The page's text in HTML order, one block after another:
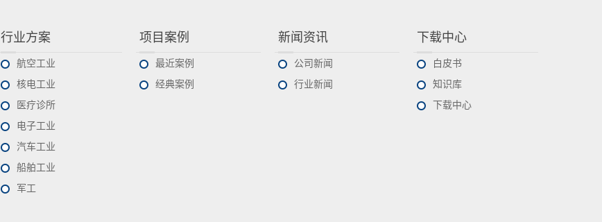
行业方案
航空工业
核电工业
医疗诊所
电子工业
汽车工业
船舶工业
军工
项目案例
最近案例
经典案例
新闻资讯
公司新闻
行业新闻
下载中心
白皮书
知识库
下载中心